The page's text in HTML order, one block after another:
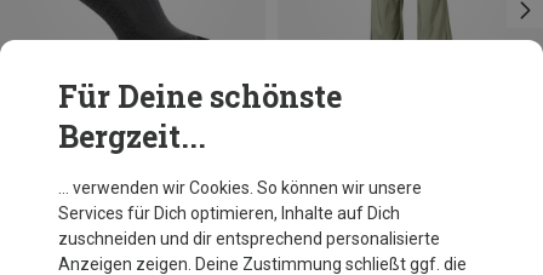
Icebreaker
Damen Hike+ Ultralight Crew Socken
35|36|37
38|39|40
41|42|43
Für Deine schönste
Bergzeit...
… verwenden wir Cookies. So können wir unsere
Services für Dich optimieren, Inhalte auf Dich
zuschneiden und dir entsprechend personalisierte
Anzeigen zeigen. Deine Zustimmung schließt ggf. die